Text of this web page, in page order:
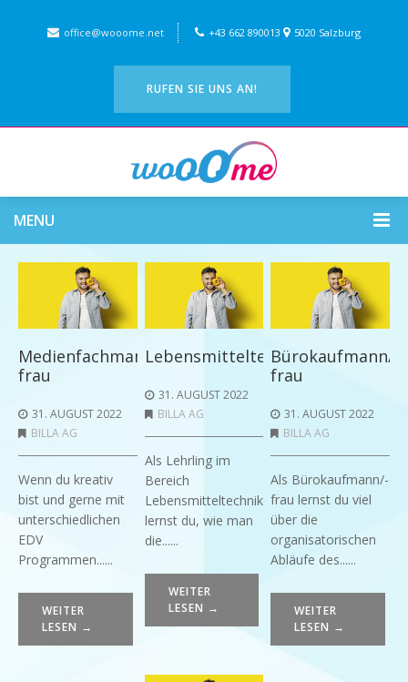
office@wooome.net +43 662 890013 5020 Salzburg
RUFEN SIE UNS AN!
MENU
Medienfachmann/-
frau
31. AUGUST 2022
BILLA AG
Wenn du kreativ
bist und gerne mit
unterschiedlichen
EDV
Programmen......
WEITER
LESEN →
LebensmitteltechnikerIn
31. AUGUST 2022
BILLA AG
Als Lehrling im
Bereich
Lebensmitteltechnik
lernst du, wie man
die......
WEITER
LESEN →
Bürokaufmann/-
frau
31. AUGUST 2022
BILLA AG
Als Bürokaufmann/-
frau lernst du viel
über die
organisatorischen
Abläufe des......
WEITER
LESEN →